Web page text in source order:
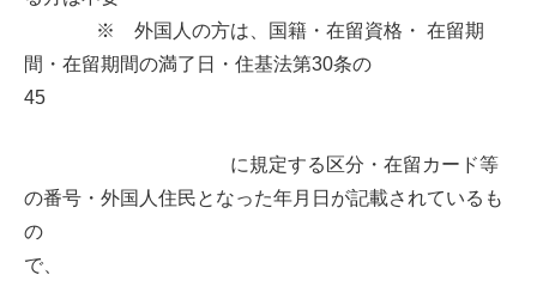
※ 外国人の方は、国籍・在留資格・ 在留期
間・在留期間の満了日・住基法第30条の
45
に規定する区分・在留カード等
の番号・外国人住民となった年月日が記載されているも
の
で、